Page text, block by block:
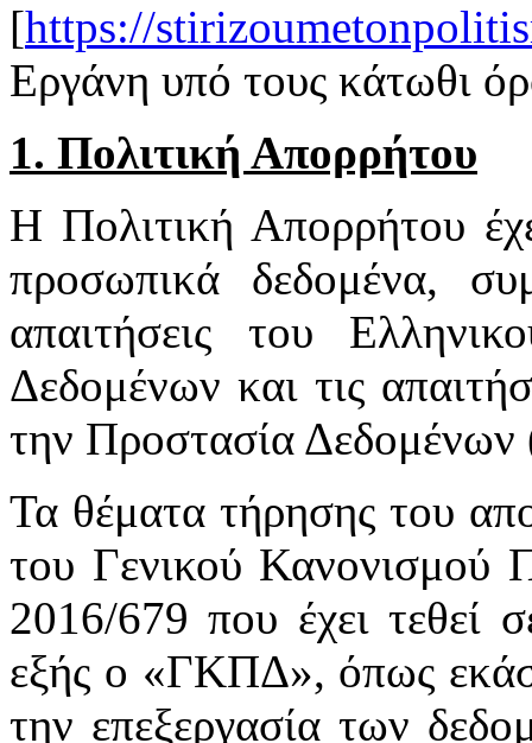
[https://
Εργάνη υπό τους κάτωθι
1. Πολιτική Απορρήτου
Η Πολιτική Απορρήτου
προσωπικά δεδομένα,
απαιτήσεις του
Δεδομένων και τις
την Προστασία
Τα θέματα τήρησης του
του Γενικού Κανονισμού
2016/679 που έχει τεθεί
εξής ο «ΓΚΠΔ», όπως
την επεξεργασία των